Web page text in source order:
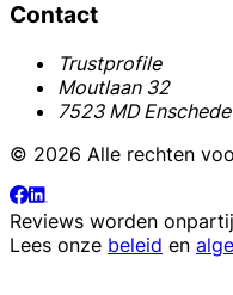
Contact
Trustprofile
Moutlaan 32
7523 MD Enschede
© 2026 Alle rechten
Reviews worden
Lees onze beleid en